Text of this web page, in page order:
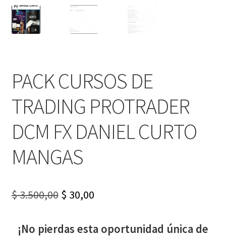
PACK CURSOS DE
TRADING PROTRADER
DCM FX DANIEL CURTO
MANGAS
$3.500,00 Original
was:
$ 30,00Current
is:
¡No pierdas esta oportunidad única de